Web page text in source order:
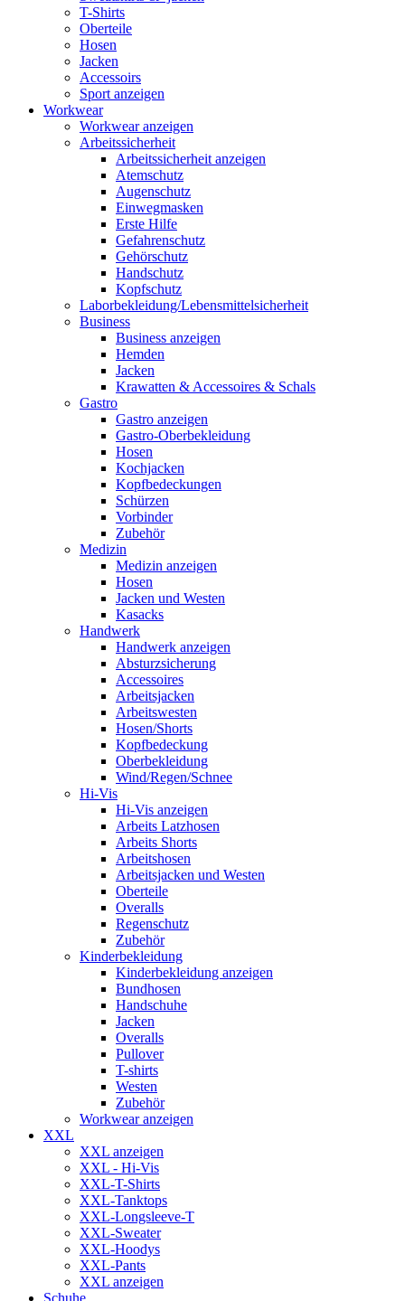
T-Shirts
Oberteile
Hosen
Jacken
Accessoirs
Sport anzeigen
Workwear
Workwear anzeigen
Arbeitssicherheit
Arbeitssicherheit anzeigen
Atemschutz
Augenschutz
Einwegmasken
Erste Hilfe
Gefahrenschutz
Gehörschutz
Handschutz
Kopfschutz
Laborbekleidung/Lebensmittelsicherheit
Business
Business anzeigen
Hemden
Jacken
Krawatten & Accessoires & Schals
Gastro
Gastro anzeigen
Gastro-Oberbekleidung
Hosen
Kochjacken
Kopfbedeckungen
Schürzen
Vorbinder
Zubehör
Medizin
Medizin anzeigen
Hosen
Jacken und Westen
Kasacks
Handwerk
Handwerk anzeigen
Absturzsicherung
Accessoires
Arbeitsjacken
Arbeitswesten
Hosen/Shorts
Kopfbedeckung
Oberbekleidung
Wind/Regen/Schnee
Hi-Vis
Hi-Vis anzeigen
Arbeits Latzhosen
Arbeits Shorts
Arbeitshosen
Arbeitsjacken und Westen
Oberteile
Overalls
Regenschutz
Zubehör
Kinderbekleidung
Kinderbekleidung anzeigen
Bundhosen
Handschuhe
Jacken
Overalls
Pullover
T-shirts
Westen
Zubehör
Workwear anzeigen
XXL
XXL anzeigen
XXL - Hi-Vis
XXL-T-Shirts
XXL-Tanktops
XXL-Longsleeve-T
XXL-Sweater
XXL-Hoodys
XXL-Pants
XXL anzeigen
Schuhe